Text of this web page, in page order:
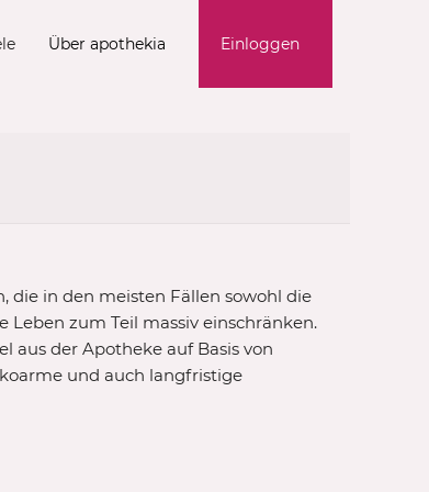
Über apothekia Einloggen
die in den meisten Fällen sowohl die
Leben zum Teil massiv einschränken.
aus der Apotheke auf Basis von
und auch langfristige